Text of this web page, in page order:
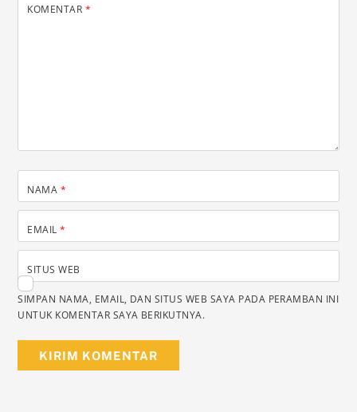
KOMENTAR *
NAMA *
EMAIL*
SITUS WEB
SIMPAN NAMA, EMAIL, DAN SITUS WEB SAYA PADA PERAMBAN INI
UNTUK KOMENTAR SAYA BERIKUTNYA.